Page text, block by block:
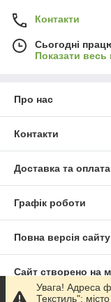
Контакти
Сьогодні
Показати весь
Про нас
Контакти
Доставка та оплата
Графік роботи
Повна версія сайту
Сайт створено на
Увага! Адреса
Текстиль":